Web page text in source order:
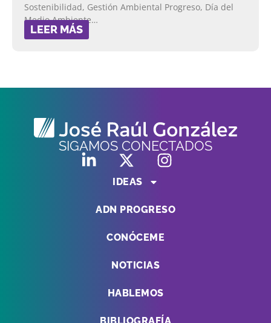
Sostenibilidad, Gestión Ambiental Progreso, Día del
Medio Ambiente…
LEER MÁS
SIGAMOS CONECTADOS
IDEAS
ADN PROGRESO
CONÓCEME
NOTICIAS
HABLEMOS
BIBLIOGRAFÍA